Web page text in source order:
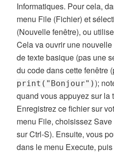
Informatiques. Pour cela,
menu File (Fichier) et
(Nouvelle fenêtre), ou
Cela va ouvrir une
de texte basique (pas une
du code dans cette fenêtre
print("Bonjour"));
quand vous appuyez sur la
Enregistrez ce fichier sur
menu File, choisissez
sur Ctrl-S). Ensuite, vous
dans le menu Execute,